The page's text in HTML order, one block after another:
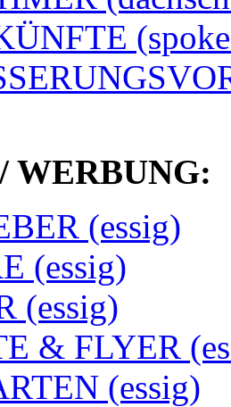
WERBUNG:
(essig)
(essig)
(essig)
& FLYER
(essig)